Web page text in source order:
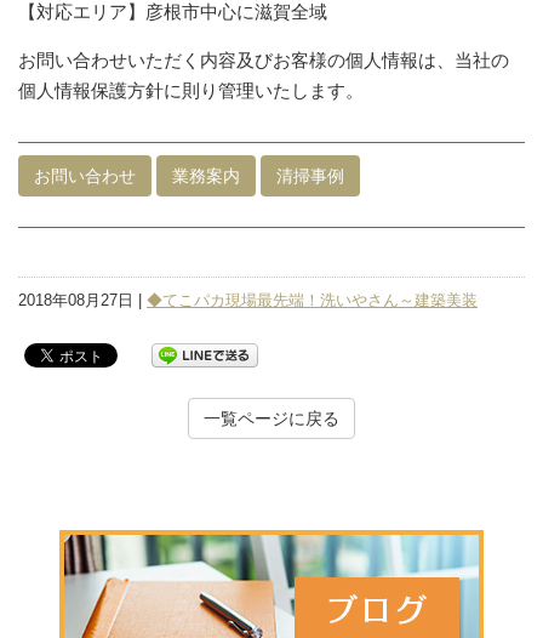
【対応エリア】彦根市中心に滋賀全域
お問い合わせいただく内容及びお客様の個人情報は、当社の
個人情報保護方針に則り管理いたします。
お問い合わせ 業務案内 清掃事例
2018年08月27日 | ◆てこパカ現場最先端！洗いやさん～建築美装
一覧ページに戻る